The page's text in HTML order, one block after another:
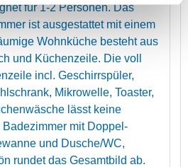
für 1-2 Personen. Das
ist ausgestattet mit einem
Wohnküche besteht aus
und Küchenzeile. Die voll
incl. Geschirrspüler,
Mikrowelle, Toaster,
lässt keine
mit Doppel-
und Dusche/WC,
rundet das Gesamtbild ab.